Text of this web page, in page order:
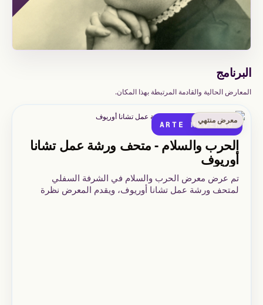
البرنامج
المعارض الحالية والقادمة المرتبطة بهذا المكان.
معرض منتهي
ARTE MODERNO
الحرب والسلام - متحف ورشة عمل تشانا
أوريوف
تم عرض معرض الحرب والسلام في الشرفة السفلي
لمتحف ورشة عمل تشانا أوريوف، ويقدم المعرض نظرة